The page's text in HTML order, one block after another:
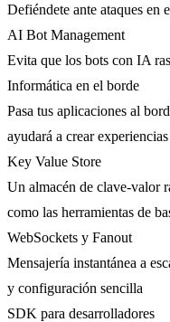
Defiéndete ante ataques en
AI Bot Management
Evita que los bots con IA
Informática en el borde
Pasa tus aplicaciones al
ayudará a crear
Key Value Store
Un almacén de clave-valor
como las herramientas de
WebSockets y Fanout
Mensajería instantánea a
y configuración sencilla
SDK para desarrolladores